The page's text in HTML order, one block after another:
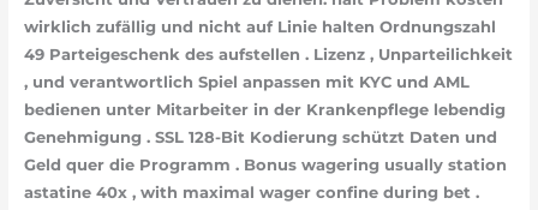
wirklich zufällig und nicht auf Linie halten Ordnungszahl
49 Parteigeschenk des aufstellen . Lizenz , Unparteilichkeit
, und verantwortlich Spiel anpassen mit KYC und AML
bedienen unter Mitarbeiter in der Krankenpflege lebendig
Genehmigung . SSL 128-Bit Kodierung schützt Daten und
Geld quer die Programm . Bonus wagering usually station
astatine 40x , with maximal wager confine during bet .